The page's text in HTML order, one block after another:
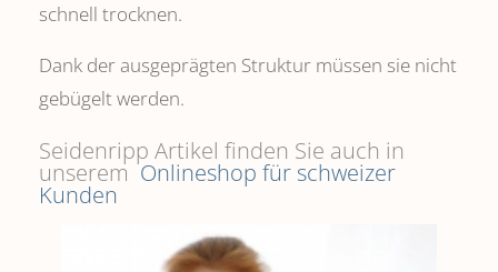
schnell trocknen.
Dank der ausgeprägten Struktur müssen sie nicht
gebügelt werden.
Seidenripp Artikel finden Sie auch in
unserem Onlineshop für schweizer
Kunden